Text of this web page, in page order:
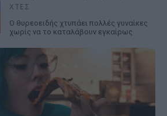
ΧΤΕΣ
Ο θυρεοειδής χτυπάει πολλές γυναίκες
χωρίς να το καταλάβουν εγκαίρως